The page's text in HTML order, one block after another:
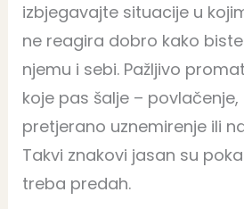
izbjegavajte situacije u
ne reagira dobro kako
njemu i sebi. Pažljivo
koje pas šalje –
pretjerano uznemirenje ili
Takvi znakovi jasan su
treba predah.